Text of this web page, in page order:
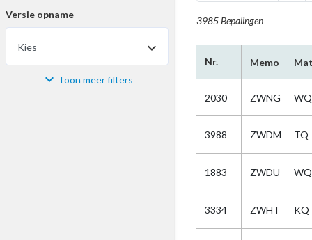
Versie opname
Kies
Materiaal Toon meer filters
3985 Bepalingen
Nr. Memo
2030 ZWNG WQ
3988 ZWDM TQ
1883 ZWDU WQ
3334 ZWHT KQ